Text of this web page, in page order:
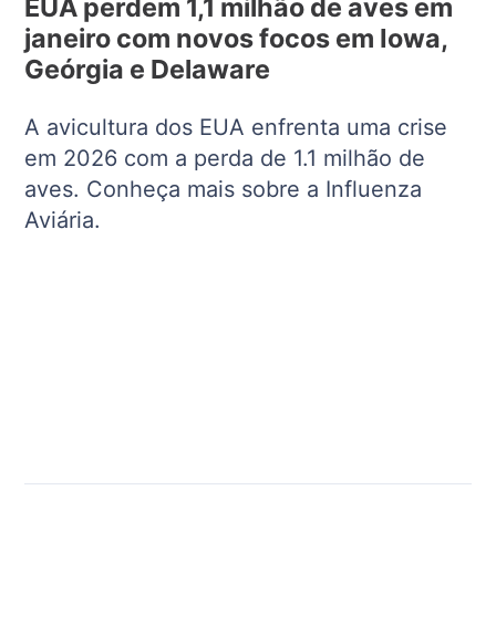
EUA perdem 1,1 milhão de aves em
janeiro com novos focos em Iowa,
Geórgia e Delaware
A avicultura dos EUA enfrenta uma crise
em 2026 com a perda de 1.1 milhão de
aves. Conheça mais sobre a Influenza
Aviária.